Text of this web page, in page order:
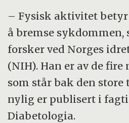
– Fysisk aktivitet
å bremse sykdommen,
forsker ved Norges
(NIH). Han er av de
som står bak den
nylig er publisert i
Diabetologia.